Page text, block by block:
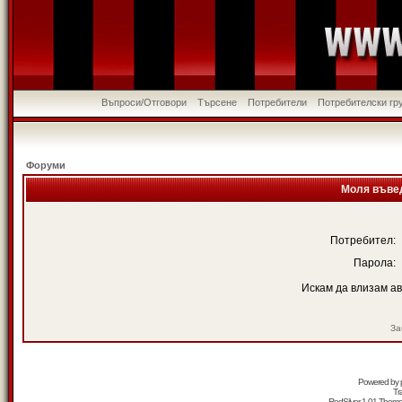
Въпроси/Отговори Търсене Потребители Потребителски
Форуми
Моля
Потребител:
Парола:
Искам да влизам
Powered by